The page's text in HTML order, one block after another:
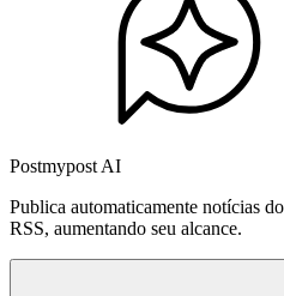
Postmypost AI
Publica automaticamente notícias
RSS, aumentando seu alcance.